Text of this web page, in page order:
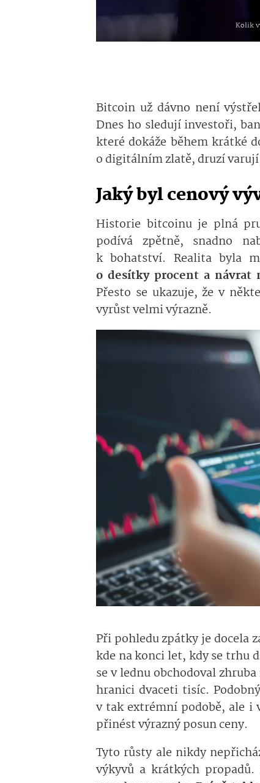
Kolik
Bitcoin už dávno není
Dnes ho sledují investoři,
které dokáže během krátké
o digitálním zlatě, druzí
Jaký byl cenový
Historie bitcoinu je plná
podívá zpětně, snadno
k bohatství. Realita byla
o desítky procent a návrat
Přesto se ukazuje, že v
vyrůst velmi výrazně.
Při pohledu zpátky je docela
kde na konci let, kdy se trhu
se v lednu obchodoval
hranici dvaceti tisíc.
v tak extrémní podobě, ale i
přinést výrazný posun ceny.
Tyto růsty ale nikdy
výkyvů a krátkých